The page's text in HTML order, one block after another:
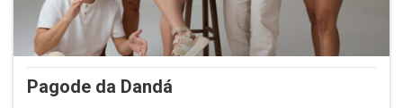
Pagode da Dandá